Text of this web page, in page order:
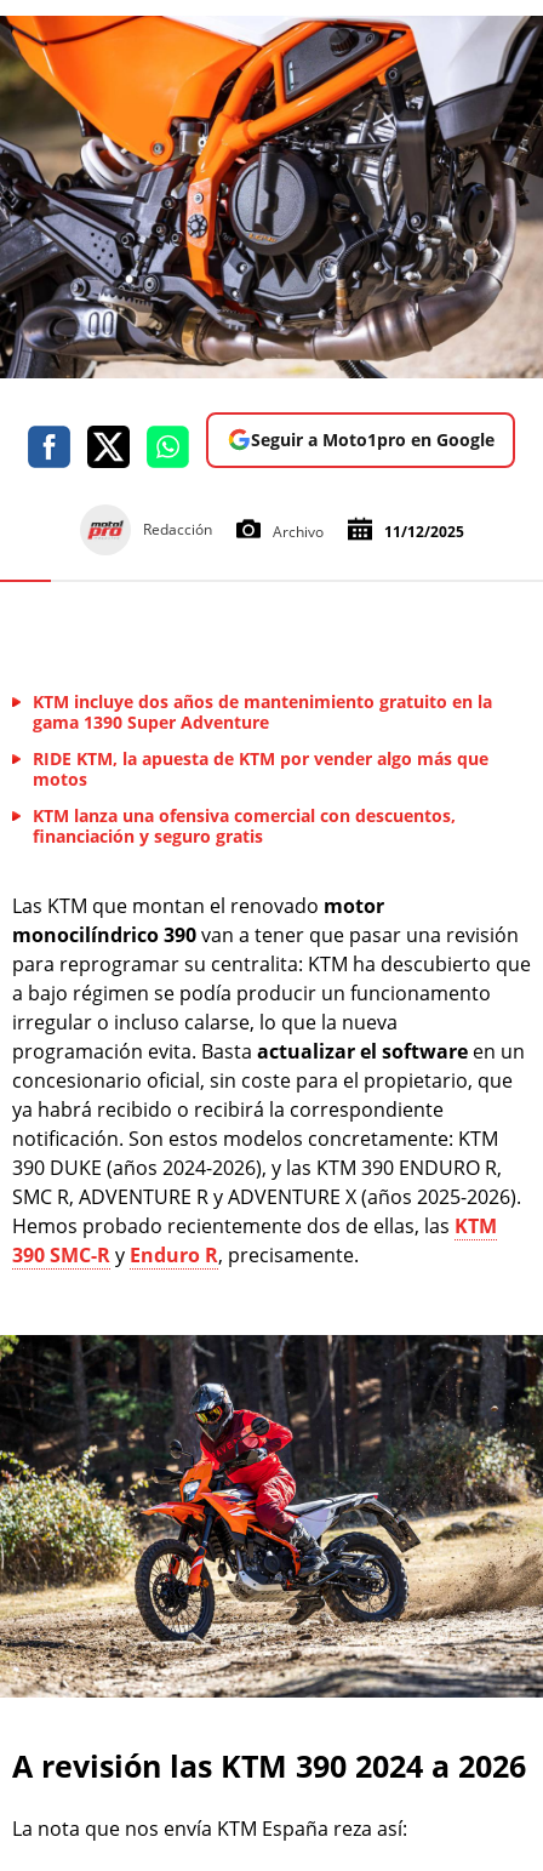
Seguir a Moto1pro en Google
Redacción Archivo 11/12/2025
KTM incluye dos años de mantenimiento gratuito en la
gama 1390 Super Adventure
RIDE KTM, la apuesta de KTM por vender algo más que
motos
KTM lanza una ofensiva comercial con descuentos,
financiación y seguro gratis
Las KTM que montan el renovado motor
monocilíndrico 390van a tener que pasar una revisión
para reprogramar su centralita: KTM ha descubierto que
a bajo régimen se podía producir un funcionamento
irregular o incluso calarse, lo que la nueva
programación evita. Basta actualizar el software en un
concesionario oficial, sin coste para el propietario, que
ya habrá recibido o recibirá la correspondiente
notificación. Son estos modelos concretamente: KTM
390 DUKE (años 2024-2026), y las KTM 390 ENDURO R,
SMC R, ADVENTURE R y ADVENTURE X (años 2025-2026).
Hemos probado recientemente dos de ellas, las KTM
390 SMC-Ry Enduro R, precisamente.
A revisión las KTM 390 2024 a 2026
La nota que nos envía KTM España reza así: